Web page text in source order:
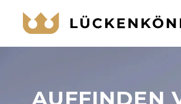
125 Spacing
AUFFINDEN